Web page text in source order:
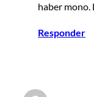
haber mono.
Responder